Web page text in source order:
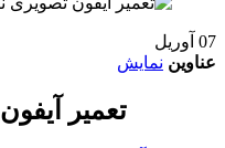
07 آوریل
عناوین نمایش
تعمیر